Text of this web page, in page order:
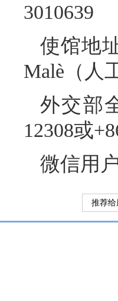
3010639
使馆地
Malè（人
外交部
12308或
微信用
推荐给